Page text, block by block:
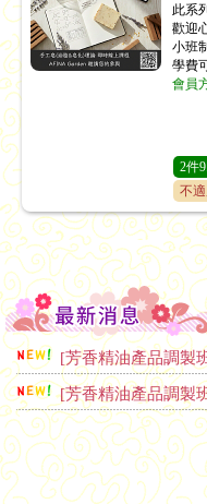
此系
歡迎
小班
學費
會員
2件
不
[芳香精油產品調製
[芳香精油產品調製